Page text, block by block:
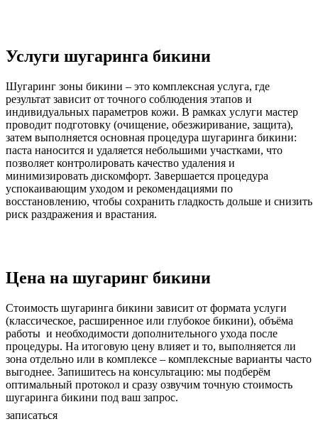
Услуги шугаринга бикини
Шугаринг зоны бикини – это комплексная услуга, где
результат зависит от точного соблюдения этапов и
индивидуальных параметров кожи. В рамках услуги мастер
проводит подготовку (очищение, обезжиривание, защита),
затем выполняется основная процедура шугаринга бикини:
паста наносится и удаляется небольшими участками, что
позволяет контролировать качество удаления и
минимизировать дискомфорт. Завершается процедура
успокаивающим уходом и рекомендациями по
восстановлению, чтобы сохранить гладкость дольше и снизить
риск раздражения и врастания.
Цена на шугаринг бикини
Стоимость шугаринга бикини зависит от формата услуги
(классическое, расширенное или глубокое бикини), объёма
работы и необходимости дополнительного ухода после
процедуры. На итоговую цену влияет и то, выполняется ли
зона отдельно или в комплексе – комплексные варианты часто
выгоднее. Запишитесь на консультацию: мы подберём
оптимальный протокол и сразу озвучим точную стоимость
шугаринга бикини под ваш запрос.
записаться